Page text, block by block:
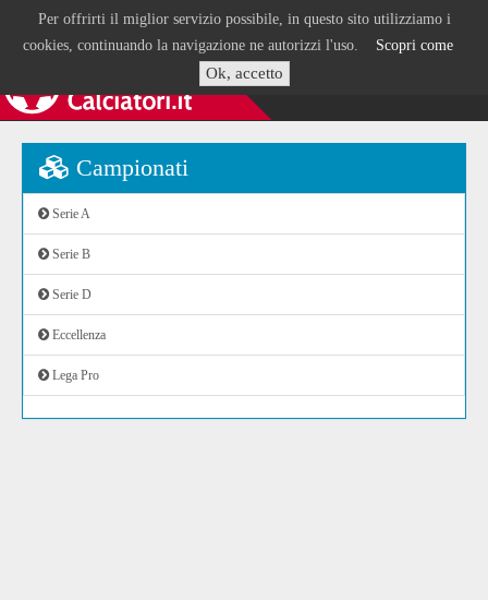
Per offrirti il miglior servizio possibile, in questo sito utilizziamo i
cookies, continuando la navigazione ne autorizzi l'uso. Scopri come
Ok, accetto
Campionati
Serie A
Serie B
Serie D
Eccellenza
Lega Pro